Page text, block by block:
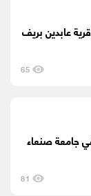
عابدين بريف
65
جامعة صنعاء
81